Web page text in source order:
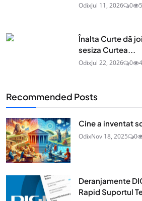
OdixJul 11, 2026 0 5
Înalta Curte dă
sesiza Curtea...
OdixJul 22, 2026 0 4
Recommended Posts
Cine a inventat
OdixNov 18, 2025 0
Deranjamente
Rapid Suportul